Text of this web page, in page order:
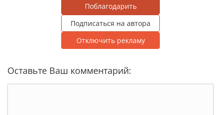
Поблагодарить
Подписаться на автора
Отключить рекламу
Оставьте Ваш комментарий: